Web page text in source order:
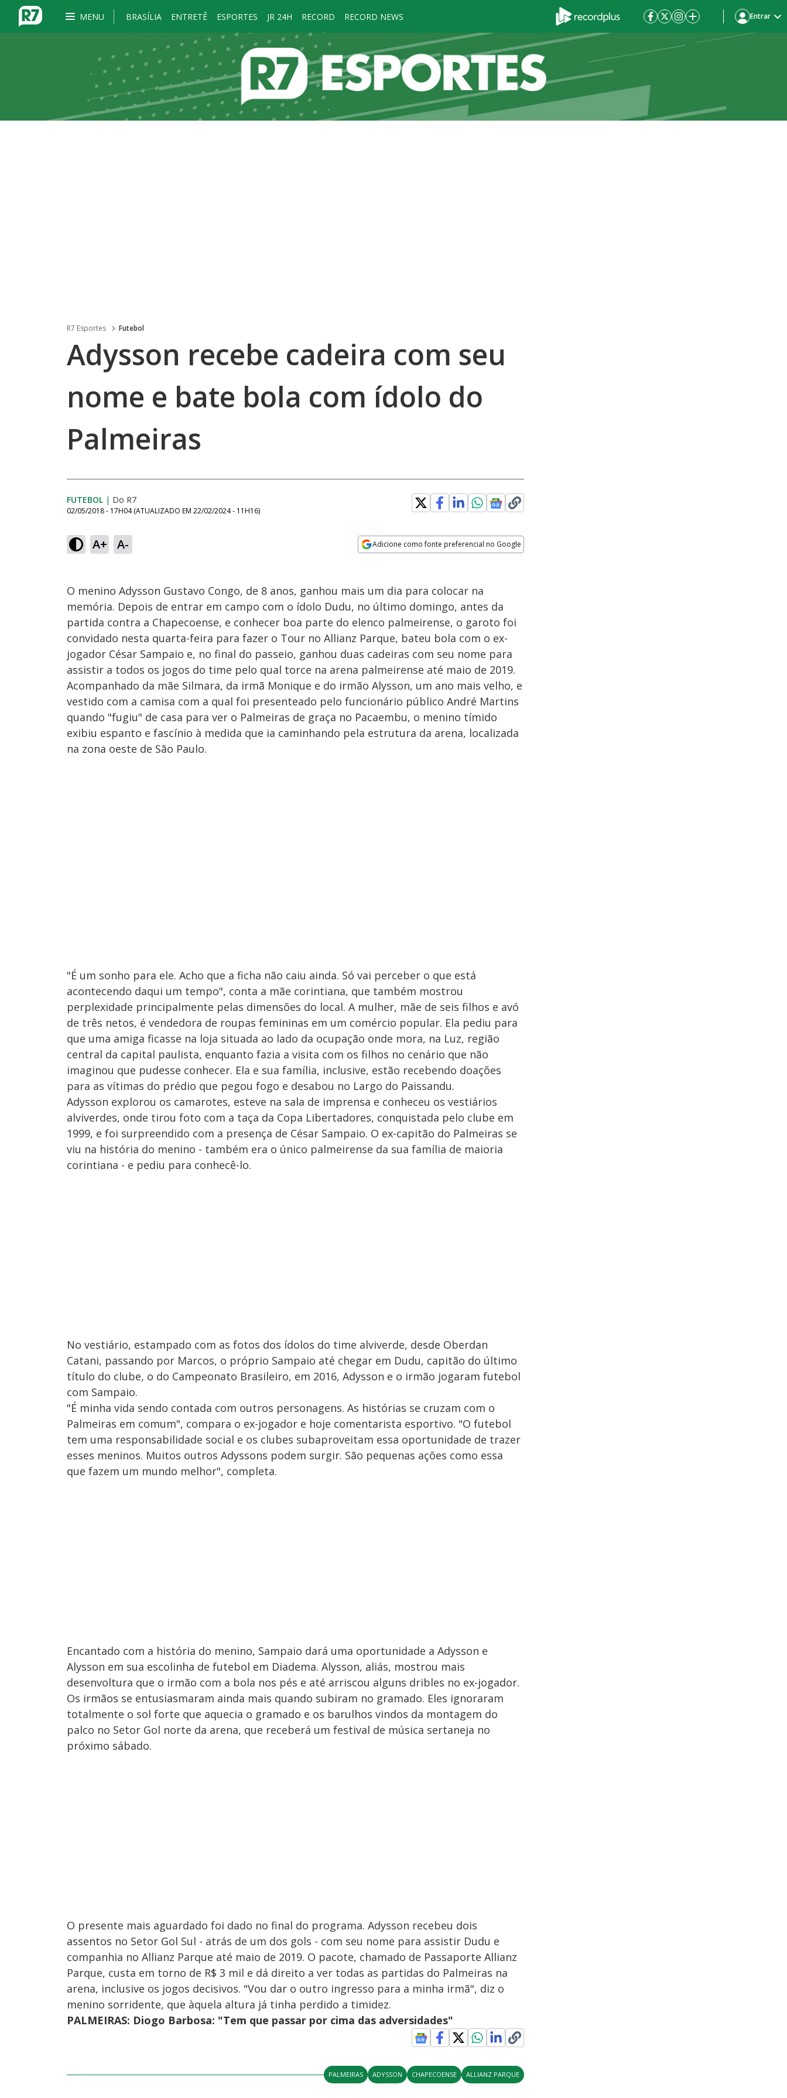
MENU BRASÍLIA ENTRETÊ ESPORTES JR 24H RECORD RECORD NEWS Entrar
R7 Esportes Futebol
Adysson recebe cadeira com seu
nome e bate bola com ídolo do
Palmeiras
FUTEBOL | Do R7
02/05/2018 - 17H04 (ATUALIZADO EM 22/02/2024 - 11H16)
A+ A- Adicione como fonte preferencial no Google
O menino Adysson Gustavo Congo, de 8 anos, ganhou mais um dia para colocar na
memória. Depois de entrar em campo com o ídolo Dudu, no último domingo, antes da
partida contra a Chapecoense, e conhecer boa parte do elenco palmeirense, o garoto foi
convidado nesta quarta-feira para fazer o Tour no Allianz Parque, bateu bola com o ex-
jogador César Sampaio e, no final do passeio, ganhou duas cadeiras com seu nome para
assistir a todos os jogos do time pelo qual torce na arena palmeirense até maio de 2019.
Acompanhado da mãe Silmara, da irmã Monique e do irmão Alysson, um ano mais velho, e
vestido com a camisa com a qual foi presenteado pelo funcionário público André Martins
quando "fugiu" de casa para ver o Palmeiras de graça no Pacaembu, o menino tímido
exibiu espanto e fascínio à medida que ia caminhando pela estrutura da arena, localizada
na zona oeste de São Paulo.
"É um sonho para ele. Acho que a ficha não caiu ainda. Só vai perceber o que está
acontecendo daqui um tempo", conta a mãe corintiana, que também mostrou
perplexidade principalmente pelas dimensões do local. A mulher, mãe de seis filhos e avó
de três netos, é vendedora de roupas femininas em um comércio popular. Ela pediu para
que uma amiga ficasse na loja situada ao lado da ocupação onde mora, na Luz, região
central da capital paulista, enquanto fazia a visita com os filhos no cenário que não
imaginou que pudesse conhecer. Ela e sua família, inclusive, estão recebendo doações
para as vítimas do prédio que pegou fogo e desabou no Largo do Paissandu.
Adysson explorou os camarotes, esteve na sala de imprensa e conheceu os vestiários
alviverdes, onde tirou foto com a taça da Copa Libertadores, conquistada pelo clube em
1999, e foi surpreendido com a presença de César Sampaio. O ex-capitão do Palmeiras se
viu na história do menino - também era o único palmeirense da sua família de maioria
corintiana - e pediu para conhecê-lo.
No vestiário, estampado com as fotos dos ídolos do time alviverde, desde Oberdan
Catani, passando por Marcos, o próprio Sampaio até chegar em Dudu, capitão do último
título do clube, o do Campeonato Brasileiro, em 2016, Adysson e o irmão jogaram futebol
com Sampaio.
"É minha vida sendo contada com outros personagens. As histórias se cruzam com o
Palmeiras em comum", compara o ex-jogador e hoje comentarista esportivo. "O futebol
tem uma responsabilidade social e os clubes subaproveitam essa oportunidade de trazer
esses meninos. Muitos outros Adyssons podem surgir. São pequenas ações como essa
que fazem um mundo melhor", completa.
Encantado com a história do menino, Sampaio dará uma oportunidade a Adysson e
Alysson em sua escolinha de futebol em Diadema. Alysson, aliás, mostrou mais
desenvoltura que o irmão com a bola nos pés e até arriscou alguns dribles no ex-jogador.
Os irmãos se entusiasmaram ainda mais quando subiram no gramado. Eles ignoraram
totalmente o sol forte que aquecia o gramado e os barulhos vindos da montagem do
palco no Setor Gol norte da arena, que receberá um festival de música sertaneja no
próximo sábado.
O presente mais aguardado foi dado no final do programa. Adysson recebeu dois
assentos no Setor Gol Sul - atrás de um dos gols - com seu nome para assistir Dudu e
companhia no Allianz Parque até maio de 2019. O pacote, chamado de Passaporte Allianz
Parque, custa em torno de R$ 3 mil e dá direito a ver todas as partidas do Palmeiras na
arena, inclusive os jogos decisivos. "Vou dar o outro ingresso para a minha irmã", diz o
menino sorridente, que àquela altura já tinha perdido a timidez.
PALMEIRAS: Diogo Barbosa: "Tem que passar por cima das adversidades"
PALMEIRAS ADYSSON CHAPECOENSE ALLIANZ PARQUE